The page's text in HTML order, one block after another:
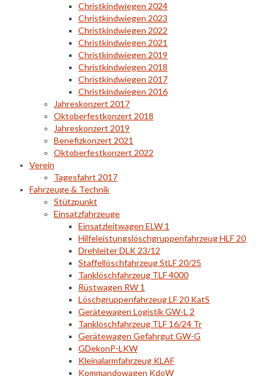
Christkindwiegen 2024
Christkindwiegen 2023
Christkindwiegen 2022
Christkindwiegen 2021
Christkindwiegen 2019
Christkindwiegen 2018
Christkindwiegen 2017
Christkindwiegen 2016
Jahreskonzert 2017
Oktoberfestkonzert 2018
Jahreskonzert 2019
Benefizkonzert 2021
Oktoberfestkonzert 2022
Verein
Tagesfahrt 2017
Fahrzeuge & Technik
Stützpunkt
Einsatzfahrzeuge
Einsatzleitwagen ELW 1
Hilfeleistungslöschgruppenfahrzeug HLF 20
Drehleiter DLK 23/12
Staffellöschfahrzeug StLF 20/25
Tanklöschfahrzeug TLF 4000
Rüstwagen RW 1
Löschgruppenfahrzeug LF 20 KatS
Gerätewagen Logistik GW-L 2
Tanklöschfahrzeug TLF 16/24 Tr
Gerätewagen Gefahrgut GW-G
GDekonP-LKW
Kleinalarmfahrzeug KLAF
Kommandowagen KdoW